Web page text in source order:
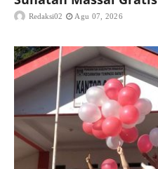
Redaksi02 Agu 07, 2026